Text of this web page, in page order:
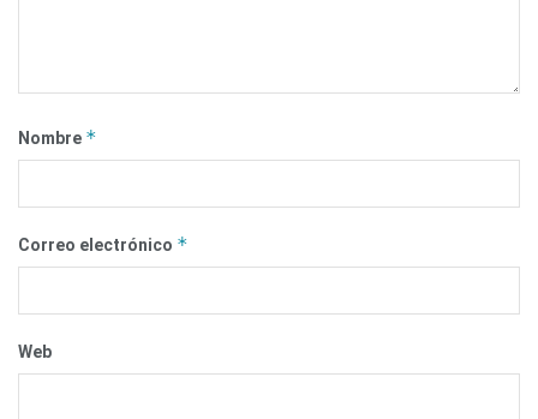
Nombre *
Correo electrónico *
Web